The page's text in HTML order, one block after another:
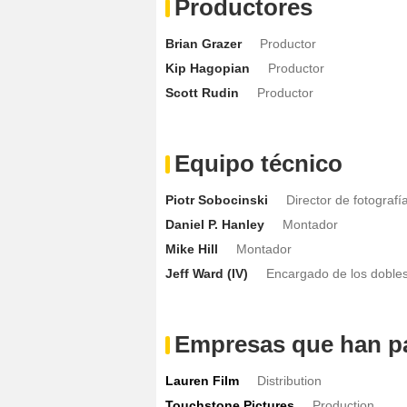
Productores
Brian Grazer
Productor
Kip Hagopian
Productor
Scott Rudin
Productor
Equipo técnico
Piotr Sobocinski
Director de fotografía
Daniel P. Hanley
Montador
Mike Hill
Montador
Jeff Ward (IV)
Encargado de los
Empresas que han
Lauren Film
Distribution